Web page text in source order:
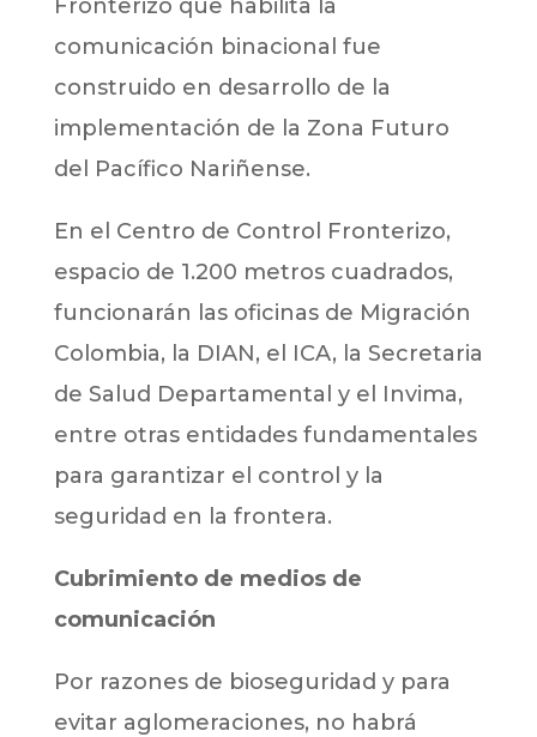
Fronterizo que habilita la
comunicación binacional fue
construido en desarrollo de la
implementación de la Zona Futuro
del Pacífico Nariñense.
En el Centro de Control Fronterizo,
espacio de 1.200 metros cuadrados,
funcionarán las oficinas de Migración
Colombia, la DIAN, el ICA, la Secretaria
de Salud Departamental y el Invima,
entre otras entidades fundamentales
para garantizar el control y la
seguridad en la frontera.
Cubrimiento de medios de
comunicación
Por razones de bioseguridad y para
evitar aglomeraciones, no habrá